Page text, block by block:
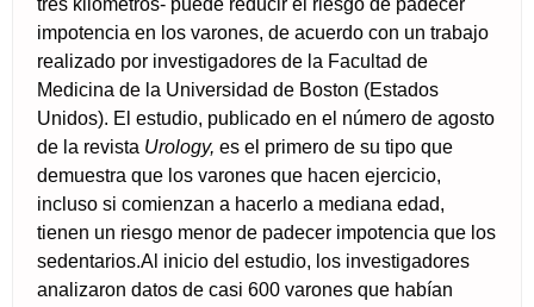
tres kilómetros- puede reducir el riesgo de padecer
impotencia en los varones, de acuerdo con un trabajo
realizado por investigadores de la Facultad de
Medicina de la Universidad de Boston (Estados
Unidos). El estudio, publicado en el número de agosto
de la revista Urology, es el primero de su tipo que
demuestra que los varones que hacen ejercicio,
incluso si comienzan a hacerlo a mediana edad,
tienen un riesgo menor de padecer impotencia que los
sedentarios.Al inicio del estudio, los investigadores
analizaron datos de casi 600 varones que habían